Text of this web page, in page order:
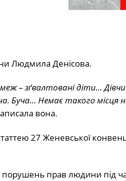
Людмила Денісова.
– зґвалтовані діти…
Немає такого місця ні
вона.
27 Женевської
порушень прав людини під